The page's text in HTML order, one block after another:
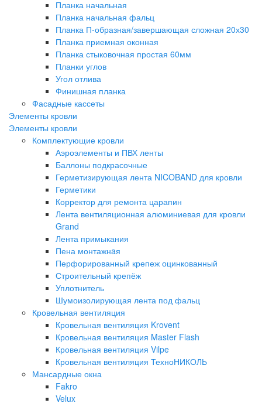
Планка начальная
Планка начальная фальц
Планка П-образная/завершающая сложная 20х30
Планка приемная оконная
Планка стыковочная простая 60мм
Планки углов
Угол отлива
Финишная планка
Фасадные кассеты
Элементы кровли
Элементы кровли
Комплектующие кровли
Аэроэлементы и ПВХ ленты
Баллоны подкрасочные
Герметизирующая лента NICOBAND для кровли
Герметики
Корректор для ремонта царапин
Лента вентиляционная алюминиевая для кровли
Grand
Лента примыкания
Пена монтажнaя
Перфорированный крепеж оцинкованный
Строительный крепёж
Уплотнитель
Шумоизолирующая лента под фальц
Кровельная вентиляция
Кровельная вентиляция Krovent
Кровельная вентиляция Master Flash
Кровельная вентиляция Vilpe
Кровельная вентиляция ТехноНИКОЛЬ
Мансардные окна
Fakro
Velux